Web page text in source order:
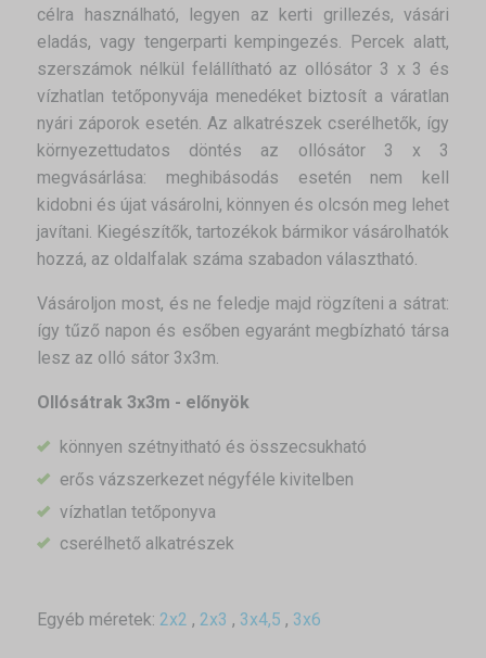
célra használható, legyen az kerti grillezés, vásári
eladás, vagy tengerparti kempingezés. Percek alatt,
szerszámok nélkül felállítható az ollósátor 3 x 3 és
vízhatlan tetőponyvája menedéket biztosít a váratlan
nyári záporok esetén. Az alkatrészek cserélhetők, így
környezettudatos döntés az ollósátor 3 x 3
megvásárlása: meghibásodás esetén nem kell
kidobni és újat vásárolni, könnyen és olcsón meg lehet
javítani. Kiegészítők, tartozékok bármikor vásárolhatók
hozzá, az oldalfalak száma szabadon választható.
Vásároljon most, és ne feledje majd rögzíteni a sátrat:
így tűző napon és esőben egyaránt megbízható társa
lesz az olló sátor 3x3m.
Ollósátrak 3x3m - előnyök
könnyen szétnyitható és összecsukható
erős vázszerkezet négyféle kivitelben
vízhatlan tetőponyva
cserélhető alkatrészek
Egyéb méretek: 2x2 , 2x3 , 3x4,5 , 3x6